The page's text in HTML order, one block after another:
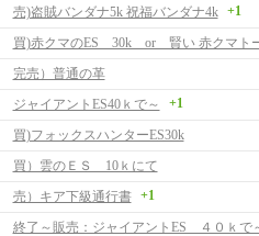
売)盗賊バンダナ5k 祝福バンダナ4k +1
完売）普通の革
ジャイアントES40ｋで～
+1
買)フォックスハンターES30k
買）雲のＥＳ 10ｋにて
売）キア下級通行書
+1
終了～販売：ジャイアントES ４０ｋで